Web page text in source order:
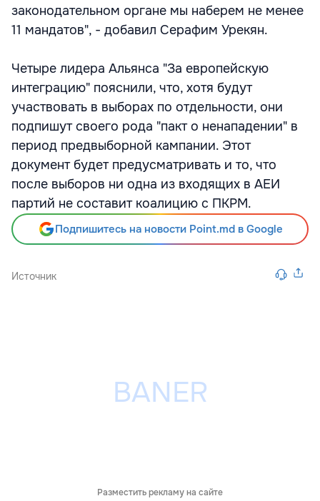
законодательном органе мы наберем не менее
11 мандатов", - добавил Серафим Урекян.
Четыре лидера Альянса "За европейскую
интеграцию" пояснили, что, хотя будут
участвовать в выборах по отдельности, они
подпишут своего рода "пакт о ненападении" в
период предвыборной кампании. Этот
документ будет предусматривать и то, что
после выборов ни одна из входящих в АЕИ
партий не составит коалицию с ПКРМ.
Подпишитесь на новости Point.md в Google
Источник
Разместить рекламу на сайте